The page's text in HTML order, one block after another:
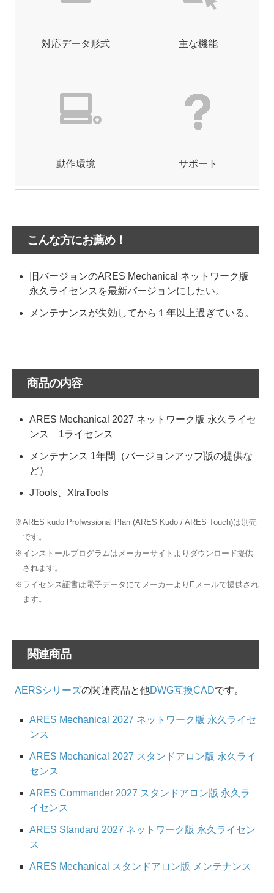
対応データ形式 主な機能
動作環境 サポート
こんな方にお薦め！
旧バージョンのARES Mechanical ネットワーク版
永久ライセンスを最新バージョンにしたい。
メンテナンスが失効してから１年以上過ぎている。
商品の内容
ARES Mechanical 2027 ネットワーク版 永久ライセ
ンス 1ライセンス
メンテナンス 1年間（バージョンアップ版の提供な
ど）
JTools、XtraTools
※ARES kudo Profwssional Plan (ARES Kudo / ARES Touch)は別売
です。
※インストールプログラムはメーカーサイトよりダウンロード提供
されます。
※ライセンス証書は電子データにてメーカーよりEメールで提供され
ます。
関連商品
AERSシリーズの関連商品と他DWG互換CADです。
ARES Mechanical 2027 ネットワーク版 永久ライセ
ンス
ARES Mechanical 2027 スタンドアロン版 永久ライ
センス
ARES Commander 2027 スタンドアロン版 永久ラ
イセンス
ARES Standard 2027 ネットワーク版 永久ライセン
ス
ARES Mechanical スタンドアロン版 メンテナンス